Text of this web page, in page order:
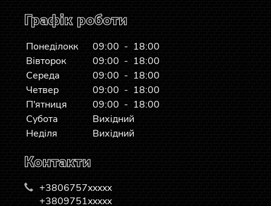
Графік роботи
Понеділокк
09:00 - 18:00
Вівторок
09:00 - 18:00
Середа
09:00 - 18:00
Четвер
09:00 - 18:00
П'ятниця
09:00 - 18:00
Субота
Вихідний
Неділя
Вихідний
Контакти
+3806757xxxxx
+3809751xxxxx